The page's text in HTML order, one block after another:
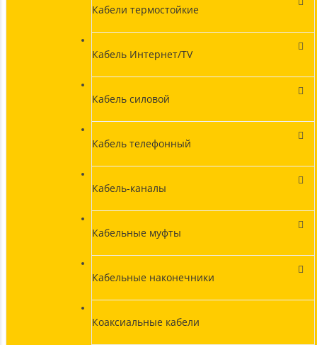
Кабели термостойкие
Кабель Интернет/TV
Кабель силовой
Кабель телефонный
Кабель-каналы
Кабельные муфты
Кабельные наконечники
Коаксиальные кабели